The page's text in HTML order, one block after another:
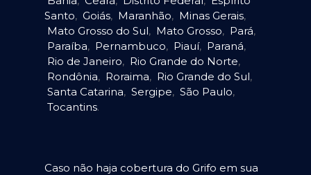
Santo, Goiás, Maranhão, Minas Gerais,
Mato Grosso do Sul, Mato Grosso, Pará,
Paraíba, Pernambuco, Piauí, Paraná,
Rio de Janeiro, Rio Grande do Norte,
Rondônia, Roraima, Rio Grande do Sul,
Santa Catarina, Sergipe, São Paulo,
Tocantins.
Caso não haja cobertura do Grifo em sua